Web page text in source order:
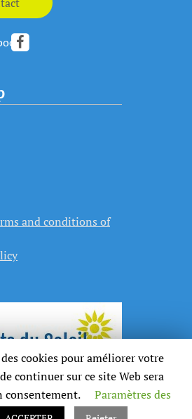
and conditions of
cookies pour améliorer votre
continuer sur ce site Web sera
consentement.
Paramètres des